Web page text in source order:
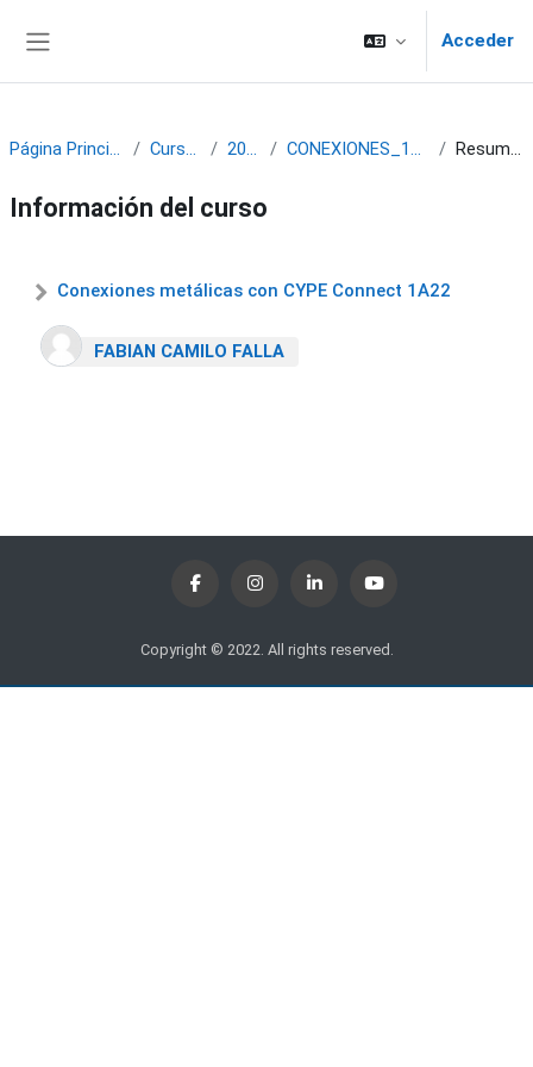
Acceder
Página Principal Cursos 2022 CONEXIONES_1A22 Resumen
Información del curso
Conexiones metálicas con CYPE Connect 1A22
FABIAN CAMILO FALLA
Copyright © 2022. All rights reserved.